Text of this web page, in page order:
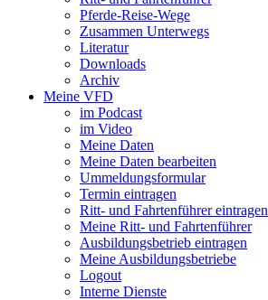
Pferde-Reise-Wege
Zusammen Unterwegs
Literatur
Downloads
Archiv
Meine VFD
im Podcast
im Video
Meine Daten
Meine Daten bearbeiten
Ummeldungsformular
Termin eintragen
Ritt- und Fahrtenführer eintragen
Meine Ritt- und Fahrtenführer
Ausbildungsbetrieb eintragen
Meine Ausbildungsbetriebe
Logout
Interne Dienste